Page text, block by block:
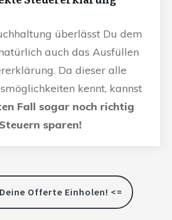
überlässt Du dem
auch das Ausfüllen
Da dieser alle
kennt, kannst
Fall sogar noch richtig
Steuern sparen!
Offerte Einholen! <=